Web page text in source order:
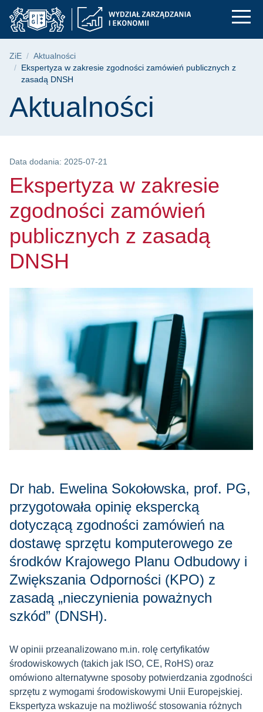
Przejdź
do
menu
Przejdź
do
wyszukiwarki
Przejdź
do
treści
Ekspertyza w
Ścieżka nawigacyjna
ZiE
Aktualności
Ekspertyza w zakresie zgodności zamówień publicznych z
zasadą DNSH
Treść strony
Aktualności
Data dodania: 2025-07-21
Ekspertyza w zakresie
zgodności zamówień
publicznych z zasadą
DNSH
Dr hab. Ewelina Sokołowska, prof. PG,
przygotowała opinię ekspercką
dotyczącą zgodności zamówień na
dostawę sprzętu komputerowego ze
środków Krajowego Planu Odbudowy i
Zwiększania Odporności (KPO) z
zasadą „nieczynienia poważnych
szkód” (DNSH).
W opinii przeanalizowano m.in. rolę certyfikatów
środowiskowych (takich jak ISO, CE, RoHS) oraz
omówiono alternatywne sposoby potwierdzania zgodności
sprzętu z wymogami środowiskowymi Unii Europejskiej.
Ekspertyza wskazuje na możliwość stosowania różnych